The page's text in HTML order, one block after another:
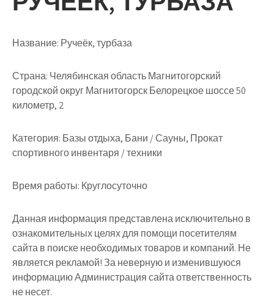
Название: Ручеёк, турбаза
Страна: Челябинская область Магнитогорский
городской округ Магнитогорск Белорецкое шоссе 50
километр, 2
Категория: Базы отдыха, Бани / Сауны, Прокат
спортивного инвентаря / техники
Время работы: Круглосуточно
Данная информация представлена исключительно в
ознакомительных целях для помощи посетителям
сайта в поиске необходимых товаров и компаний. Не
является рекламой! За неверную и изменившуюся
информацию Администрация сайта ответственность
не несет.